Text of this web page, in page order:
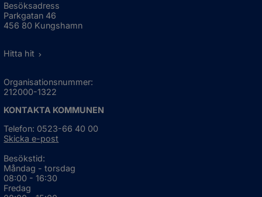
Besöksadress
Parkgatan 46
456 80 Kungshamn
Hitta hit
Organisationsnummer:
212000-1322
KONTAKTA KOMMUNEN
Telefon: 0523-66 40 00
Skicka e-post
Besökstid:
Måndag - torsdag
08:00 - 16:30
Fredag